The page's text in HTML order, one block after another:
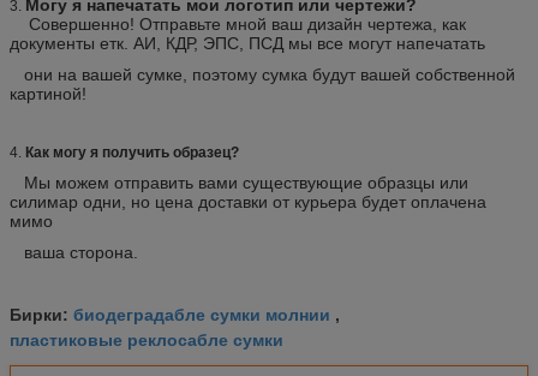
3. Могу я напечатать мои логотип или чертежи?
Совершенно! Отправьте мной ваш дизайн чертежа, как
документы етк. АИ, КДР, ЭПС, ПСД мы все могут напечатать
они на вашей сумке, поэтому сумка будут вашей собственной
картиной!
4. Как могу я получить образец?
Мы можем отправить вами существующие образцы или
силимар одни, но цена доставки от курьера будет оплачена
мимо
ваша сторона.
Бирки: биодеградабле сумки молнии ,
пластиковые реклосабле сумки